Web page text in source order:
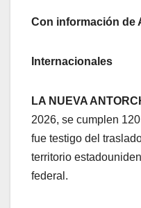
Con información de
Internacionales
LA NUEVA
2026, se cumplen
fue testigo del
territorio
federal.